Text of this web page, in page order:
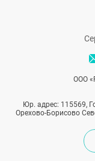
ООО
Юр. адрес: 115569,
Орехово-Борисово